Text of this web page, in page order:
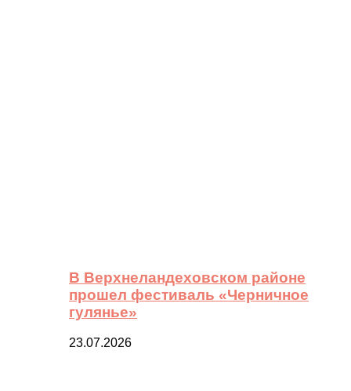
В Верхнеландеховском районе
прошел фестиваль «Черничное
гулянье»
23.07.2026